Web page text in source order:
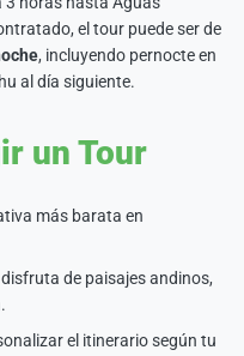
el tour puede ser de
, incluyendo pernocte en
al día siguiente.
un Tour
más barata en
de paisajes andinos,
el itinerario según tu